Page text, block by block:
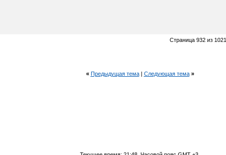
Страница 932 из 1021
« Предыдущая тема| Следующая тема »